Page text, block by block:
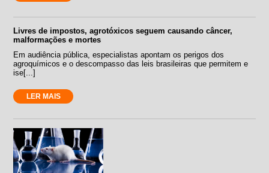
Livres de impostos, agrotóxicos seguem causando câncer,
malformações e mortes
Em audiência pública, especialistas apontam os perigos dos
agroquímicos e o descompasso das leis brasileiras que permitem e
ise[...]
LER MAIS